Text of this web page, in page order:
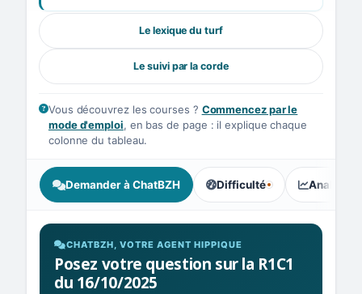
Le lexique du turf
Le suivi par la corde
Vous découvrez les courses ? Commencez par le
mode d'emploi, en bas de page : il explique chaque
colonne du tableau.
Demander à ChatBZH Difficulté
, tendance des parieurs :
Analyse
CHATBZH, VOTRE AGENT HIPPIQUE
Posez votre question sur la R1C1
du 16/10/2025